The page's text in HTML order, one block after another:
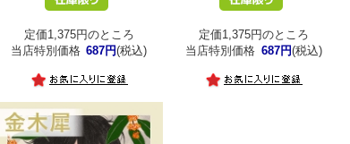
定価1,375円のところ
当店特別価格 687円(税込)
定価1,375円のところ
当店特別価格 687円(税込)